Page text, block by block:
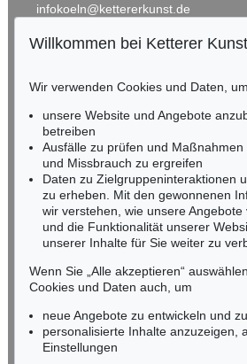
infokoeln@kettererkunst.de
RHEINLAND-PFALZ
Miriam Heß
Tel.: +49 (0)62 21 58 80-038
Fax: +49 (0)62 21 58 80-595
infoheidelberg@kettererkunst.de
NORDDEUTSCHLAND
Nico Kassel, M.A.
Tel.: +49 (0)89 55244-164
Mobil: +49 (0)171 8618661
n.kassel@kettererkunst.de
Keine Auktion mehr
Willkommen bei Ketterer Kunst
Wir verwenden Cookies und Daten, um
unsere Website und Angebote
betreiben
Ausfälle zu prüfen und
und Missbrauch zu ergreifen
Daten zu Zielgruppeninteraktionen
zu erheben. Mit den gewonnenen
wir verstehen, wie unsere Angebote
und die Funktionalität unserer
unserer Inhalte für Sie weiter zu
Wenn Sie „Alle akzeptieren“
Cookies und Daten auch, um
neue Angebote zu entwickeln und
personalisierte Inhalte anzuzeigen,
Einstellungen